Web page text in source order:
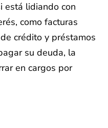
está lidiando con
como facturas
crédito y préstamos
su deuda, la
en cargos por